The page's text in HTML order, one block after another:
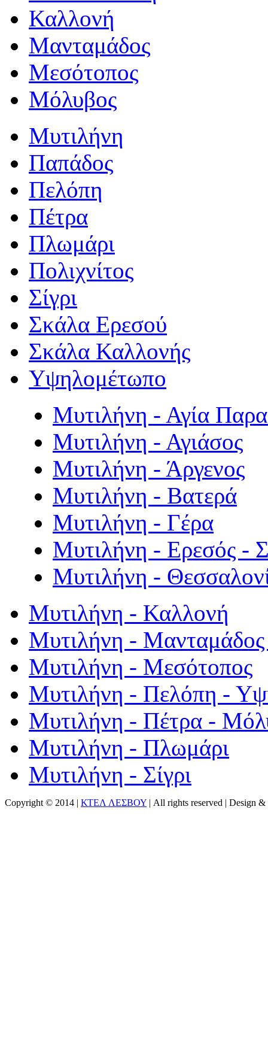
Καλλονή
Μανταμάδος
Μεσότοπος
Μόλυβος
Μυτιλήνη
Παπάδος
Πελόπη
Πέτρα
Πλωμάρι
Πολιχνίτος
Σίγρι
Σκάλα Ερεσού
Σκάλα Καλλονής
Υψηλομέτωπο
Μυτιλήνη - Αγία
Μυτιλήνη - Αγιάσος
Μυτιλήνη - Άργενος
Μυτιλήνη - Βατερά
Μυτιλήνη - Γέρα
Μυτιλήνη - Ερεσός -
Μυτιλήνη -
Μυτιλήνη - Καλλονή
Μυτιλήνη - Μανταμάδος
Μυτιλήνη - Μεσότοπος
Μυτιλήνη - Πελόπη -
Μυτιλήνη - Πέτρα -
Μυτιλήνη - Πλωμάρι
Μυτιλήνη - Σίγρι
Copyright © 2014 | ΚΤΕΛ ΛΕΣΒΟΥ | All rights reserved | Design &